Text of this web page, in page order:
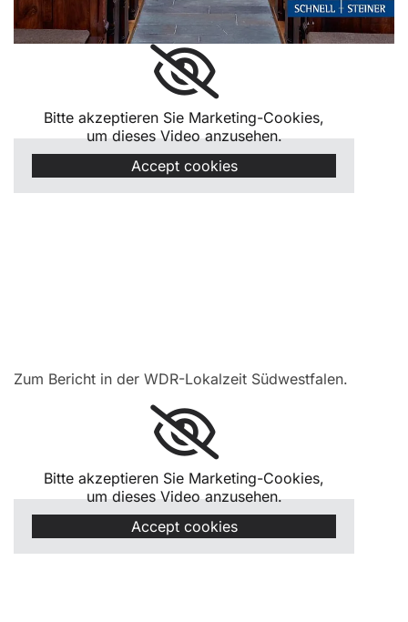
Bitte akzeptieren Sie Marketing-Cookies,
um dieses Video anzusehen.
Accept cookies
Zum Bericht in der WDR-Lokalzeit Südwestfalen.
Bitte akzeptieren Sie Marketing-Cookies,
um dieses Video anzusehen.
Accept cookies